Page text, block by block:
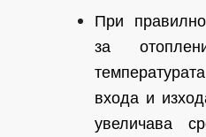
При
за
входа и
увеличава